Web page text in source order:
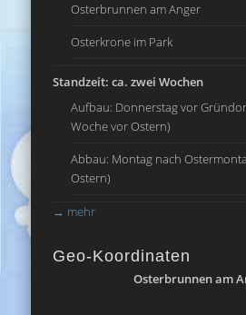
Osterbrunnen am Anger
Osterkrone im Park
Standzeit: ca. zwei Wochen
Aufbau: Donnerstag vor
Woche vor Ostern)
Abbau: Montag nach
Ostern)
→ mehr
Geo-Koordinaten
Osterbrunnen am